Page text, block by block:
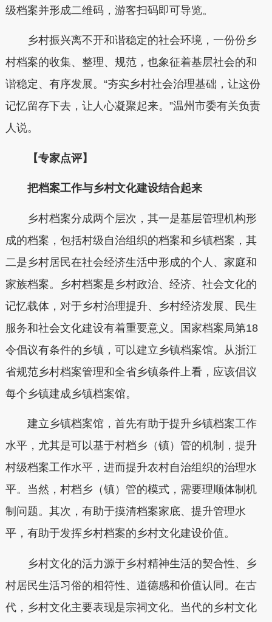
级档案并形成二维码，游客扫码即可导览。
乡村振兴离不开和谐稳定的社会环境，一份份乡
村档案的收集、整理、规范，也象征着基层社会的和
谐稳定、有序发展。“夯实乡村社会治理基础，让这份
记忆留存下去，让人心凝聚起来。”温州市委有关负责
人说。
【专家点评】
把档案工作与乡村文化建设结合起来
乡村档案分成两个层次，其一是基层管理机构形
成的档案，包括村级自治组织的档案和乡镇档案，其
二是乡村居民在社会经济生活中形成的个人、家庭和
家族档案。乡村档案是乡村政治、经济、社会文化的
记忆载体，对于乡村治理提升、乡村经济发展、民生
服务和社会文化建设有着重要意义。国家档案局第18
令倡议有条件的乡镇，可以建立乡镇档案馆。从浙江
省规范乡村档案管理和全省乡镇条件上看，应该倡议
每个乡镇建成乡镇档案馆。
建立乡镇档案馆，首先有助于提升乡镇档案工作
水平，尤其是可以基于村档乡（镇）管的机制，提升
村级档案工作水平，进而提升农村自治组织的治理水
平。当然，村档乡（镇）管的模式，需要理顺体制机
制问题。其次，有助于摸清档案家底、提升管理水
平，有助于发挥乡村档案的乡村文化建设价值。
乡村文化的活力源于乡村精神生活的契合性、乡
村居民生活习俗的相符性、道德感和价值认同。在古
代，乡村文化主要表现是宗祠文化。当代的乡村文化